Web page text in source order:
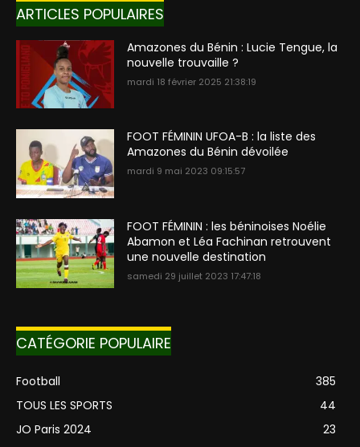
ARTICLES POPULAIRES
Amazones du Bénin : Lucie Tengue, la
nouvelle trouvaille ?
mardi 18 février 2025 21:38:19
FOOT FÉMININ UFOA-B : la liste des
Amazones du Bénin dévoilée
mardi 9 mai 2023 09:15:57
FOOT FÉMININ : les béninoises Noélie
Abamon et Léa Fachinan retrouvent
une nouvelle destination
samedi 29 juillet 2023 17:47:18
CATÉGORIE POPULAIRE
Football
385
TOUS LES SPORTS
44
JO Paris 2024
23